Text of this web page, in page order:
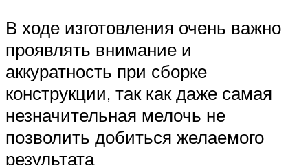
В ходе изготовления очень важно
проявлять внимание и
аккуратность при сборке
конструкции, так как даже самая
незначительная мелочь не
позволить добиться желаемого
результата